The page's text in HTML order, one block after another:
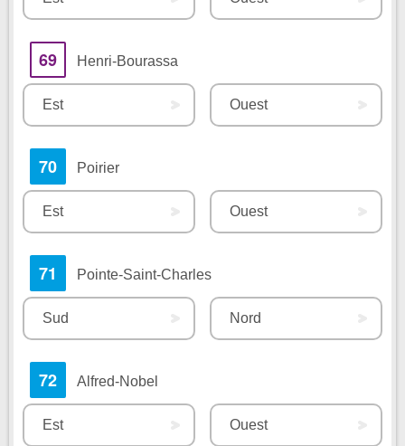
69 Henri-Bourassa
Est Ouest
70 Poirier
Est Ouest
71 Pointe-Saint-Charles
Sud Nord
72 Alfred-Nobel
Est Ouest